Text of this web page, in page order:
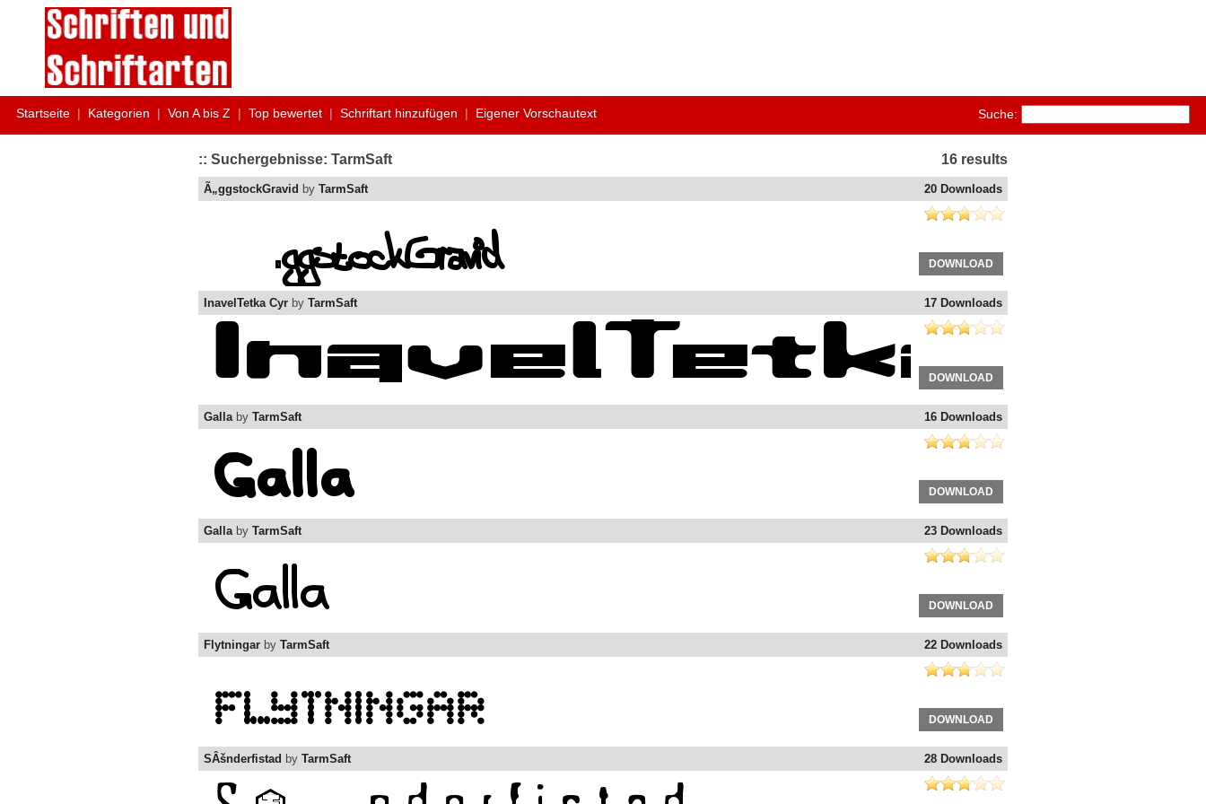
Suche:
Startseite | Kategorien | Von A bis Z | Top bewertet | Schriftart hinzufügen | Eigener Vorschautext
16 results
:: Suchergebnisse: TarmSaft
20 Downloads
Ã„ggstockGravid by TarmSaft
DOWNLOAD
17 Downloads
InavelTetka Cyrby TarmSaft
DOWNLOAD
16 Downloads
Gallaby TarmSaft
DOWNLOAD
23 Downloads
Gallaby TarmSaft
DOWNLOAD
22 Downloads
Flytningarby TarmSaft
DOWNLOAD
28 Downloads
SÂšnderfistad by TarmSaft